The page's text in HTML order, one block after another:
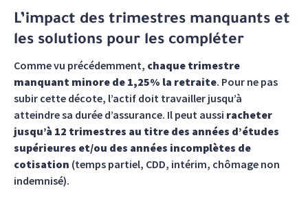
L’impact des trimestres manquants et
les solutions pour les compléter
Comme vu précédemment, chaque trimestre
manquant minore de 1,25% la retraite. Pour ne pas
subir cette décote, l’actif doit travailler jusqu’à
atteindre sa durée d’assurance. Il peut aussi racheter
jusqu’à 12 trimestres au titre des années d’études
supérieures et/ou des années incomplètes de
cotisation (temps partiel, CDD, intérim, chômage non
indemnisé).